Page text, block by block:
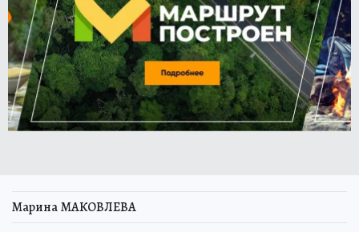
Марина МАКОВЛЕВА